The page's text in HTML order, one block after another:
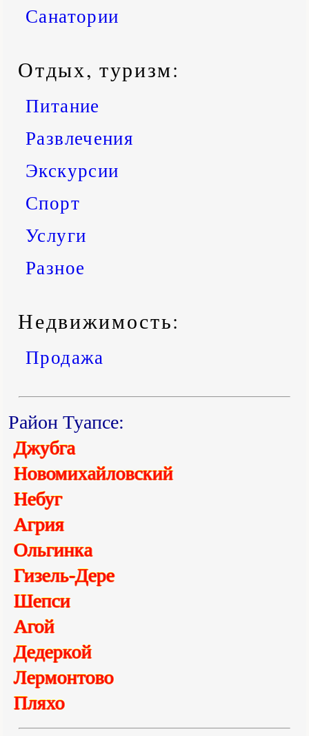
Санатории
Отдых, туризм:
Питание
Развлечения
Экскурсии
Спорт
Услуги
Разное
Недвижимость:
Продажа
Район Туапсе:
Джубга
Новомихайловский
Небуг
Агрия
Ольгинка
Гизель-Дере
Шепси
Агой
Дедеркой
Лермонтово
Пляхо